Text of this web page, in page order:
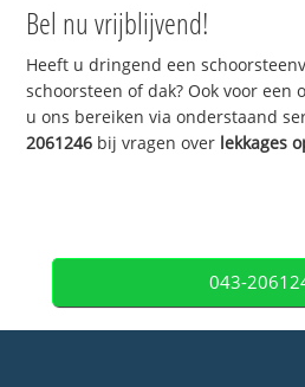
Bel nu vrijblijvend!
Heeft u dringend een
schoorsteen of dak? Ook voor
u ons bereiken via onderstaand
2061246 bij vragen over lekkages
043-